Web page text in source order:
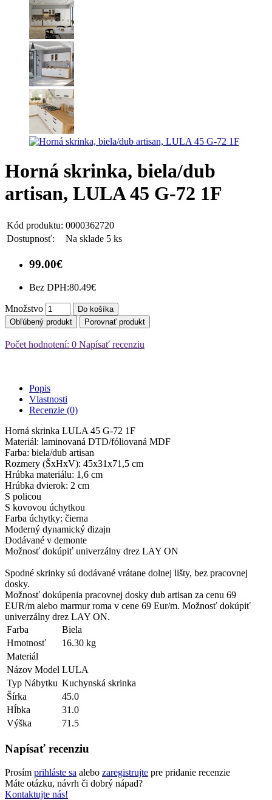
Horná skrinka, biela/dub
artisan, LULA 45 G-72 1F
Kód produktu: 0000362720
Dostupnosť:
Na sklade 5 ks
99.00€
Bez DPH:80.49€
Množstvo
Do košíka
Obľúbený produkt
Porovnať produkt
Počet hodnotení: 0 Napísať recenziu
Popis
Vlastnosti
Recenzie (0)
Horná skrinka LULA 45 G-72 1F
Materiál: laminovaná DTD/fóliovaná MDF
Farba: biela/dub artisan
Rozmery (ŠxHxV): 45x31x71,5 cm
Hrúbka materiálu: 1,6 cm
Hrúbka dvierok: 2 cm
S policou
S kovovou úchytkou
Farba úchytky: čierna
Moderný dynamický dizajn
Dodávané v demonte
Možnosť dokúpiť univerzálny drez LAY ON
Spodné skrinky sú dodávané vrátane dolnej lišty, bez pracovnej
dosky.
Možnosť dokúpenia pracovnej dosky dub artisan za cenu 69
EUR/m alebo marmur roma v cene 69 Eur/m. Možnosť dokúpiť
univerzálny drez LAY ON.
Farba
Biela
Hmotnosť
16.30 kg
Materiál
Názov Model LULA
Typ Nábytku Kuchynská skrinka
Šírka
45.0
Hĺbka
31.0
Výška
71.5
Napísať recenziu
Prosím prihláste sa alebo zaregistrujte pre pridanie recenzie
Máte otázku, návrh či dobrý nápad?
Kontaktujte nás!